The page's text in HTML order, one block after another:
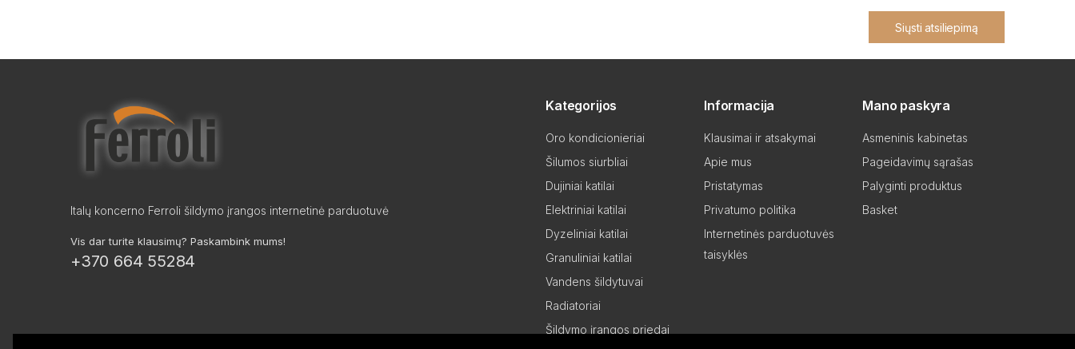
Siųsti atsiliepimą
Italų koncerno Ferroli šildymo įrangos internetinė parduotuvė
Vis dar turite klausimų? Paskambink mums!
+370 664 55284
Kategorijos
Oro kondicionieriai
Šilumos siurbliai
Dujiniai katilai
Elektriniai katilai
Dyzeliniai katilai
Granuliniai katilai
Vandens šildytuvai
Radiatoriai
Šildymo įrangos priedai
Informacija
Klausimai ir atsakymai
Apie mus
Pristatymas
Privatumo politika
Internetinės parduotuvės
taisyklės
Mano paskyra
Asmeninis kabinetas
Pageidavimų sąrašas
Palyginti produktus
Basket